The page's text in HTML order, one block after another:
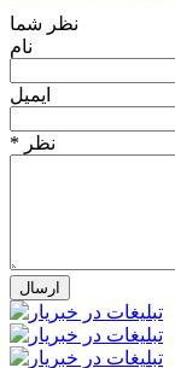
نظر شما
نام
ایمیل
* نظر